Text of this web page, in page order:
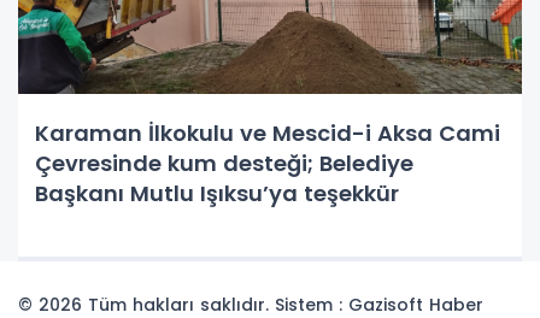
Karaman İlkokulu ve Mescid-i Aksa Cami
Çevresinde kum desteği; Belediye
Başkanı Mutlu Işıksu’ya teşekkür
© 2026 Tüm hakları saklıdır. Sistem : Gazisoft Haber